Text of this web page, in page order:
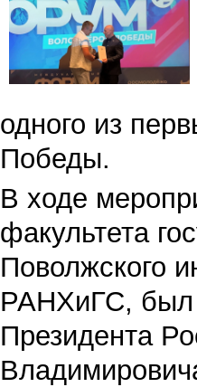
одного из
Победы.
В ходе
факультета
Поволжского
РАНХиГС, был
Президента